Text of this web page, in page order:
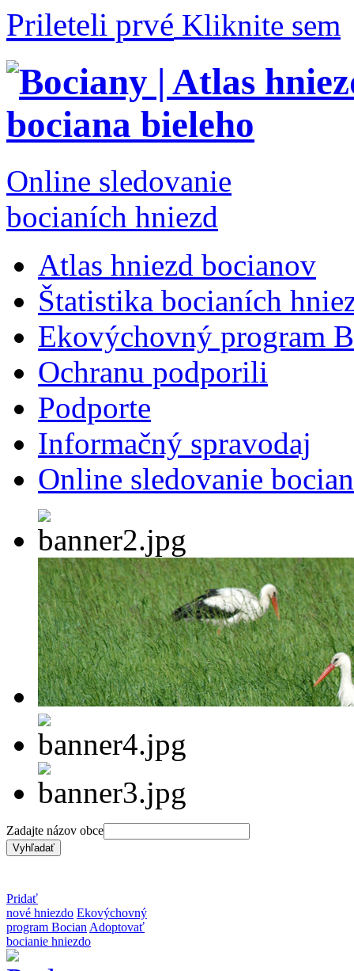
Prileteli prvé Kliknite sem
Online sledovanie
bocianích hniezd
Atlas hniezd bocianov
Štatistika bocianích
Ekovýchovný program
Ochranu podporili
Podporte
Informačný spravodaj
Online sledovanie
Zadajte názov obce
Pridať
nové hniezdo Ekovýchovný
program Bocian Adoptovať
bocianie hniezdo